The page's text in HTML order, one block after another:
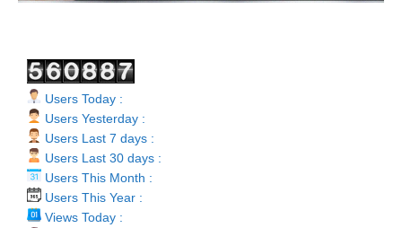
Users Today :
Users Yesterday :
Users Last 7 days :
Users Last 30 days :
Users This Month :
Users This Year :
Views Today :